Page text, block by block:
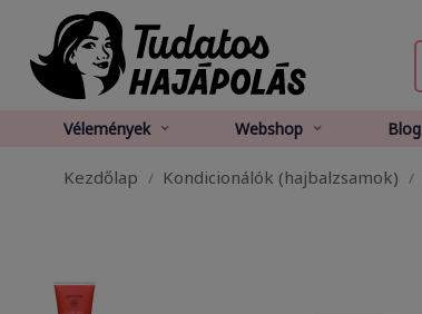
Vélemények Webshop Blog
Kezdőlap Kondicionálók (hajbalzsamok)